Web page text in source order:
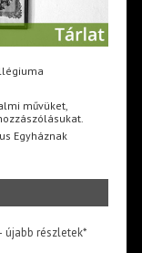
művüket,
Egyháznak
újabb részletek*